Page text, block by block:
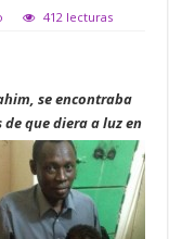
412 lecturas
se encontraba
que diera a luz en